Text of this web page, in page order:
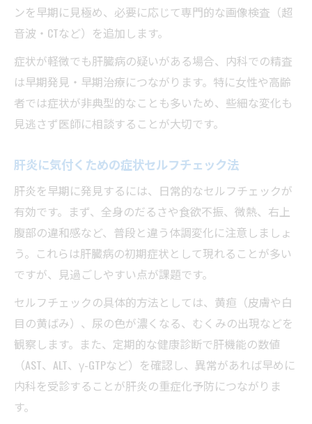
ンを早期に見極め、必要に応じて専門的な画像検査（超
音波・CTなど）を追加します。
症状が軽微でも肝臓病の疑いがある場合、内科での精査
は早期発見・早期治療につながります。特に女性や高齢
者では症状が非典型的なことも多いため、些細な変化も
見逃さず医師に相談することが大切です。
肝炎に気付くための症状セルフチェック法
肝炎を早期に発見するには、日常的なセルフチェックが
有効です。まず、全身のだるさや食欲不振、微熱、右上
腹部の違和感など、普段と違う体調変化に注意しましょ
う。これらは肝臓病の初期症状として現れることが多い
ですが、見過ごしやすい点が課題です。
セルフチェックの具体的方法としては、黄疸（皮膚や白
目の黄ばみ）、尿の色が濃くなる、むくみの出現などを
観察します。また、定期的な健康診断で肝機能の数値
（AST、ALT、γ-GTPなど）を確認し、異常があれば早めに
内科を受診することが肝炎の重症化予防につながりま
す。